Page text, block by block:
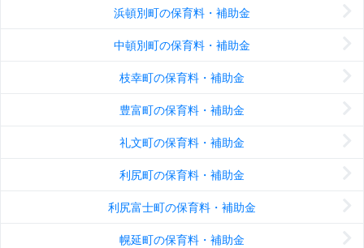
浜頓別町の保育料・補助金
中頓別町の保育料・補助金
枝幸町の保育料・補助金
豊富町の保育料・補助金
礼文町の保育料・補助金
利尻町の保育料・補助金
利尻富士町の保育料・補助金
幌延町の保育料・補助金